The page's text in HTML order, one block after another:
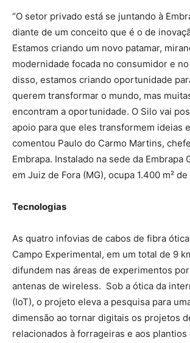
“O setor privado está se juntando à
diante de um conceito que é o de
Estamos criando um novo patamar,
modernidade focada no consumidor e
disso, estamos criando oportunidade
querem transformar o mundo, mas
encontram a oportunidade. O Silo vai
apoio para que eles transformem ideias
comentou Paulo do Carmo Martins,
Embrapa. Instalado na sede da Embrapa
em Juiz de Fora (MG), ocupa 1.400 m² de
Tecnologias
As quatro infovias de cabos de fibra
Campo Experimental, em um total de 9
difundem nas áreas de experimentos
antenas de wireless. Sob a ótica da
(IoT), o projeto eleva a pesquisa para
dimensão ao tornar digitais os projetos
relacionados à forrageiras e aos plantios